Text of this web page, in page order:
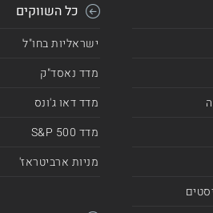
כל השווקים
ישראליות בחו"ל
מדד נאסד"ק
מדד דאו ג'ונס
מדד 500 S&P
מניות ארביטראז'